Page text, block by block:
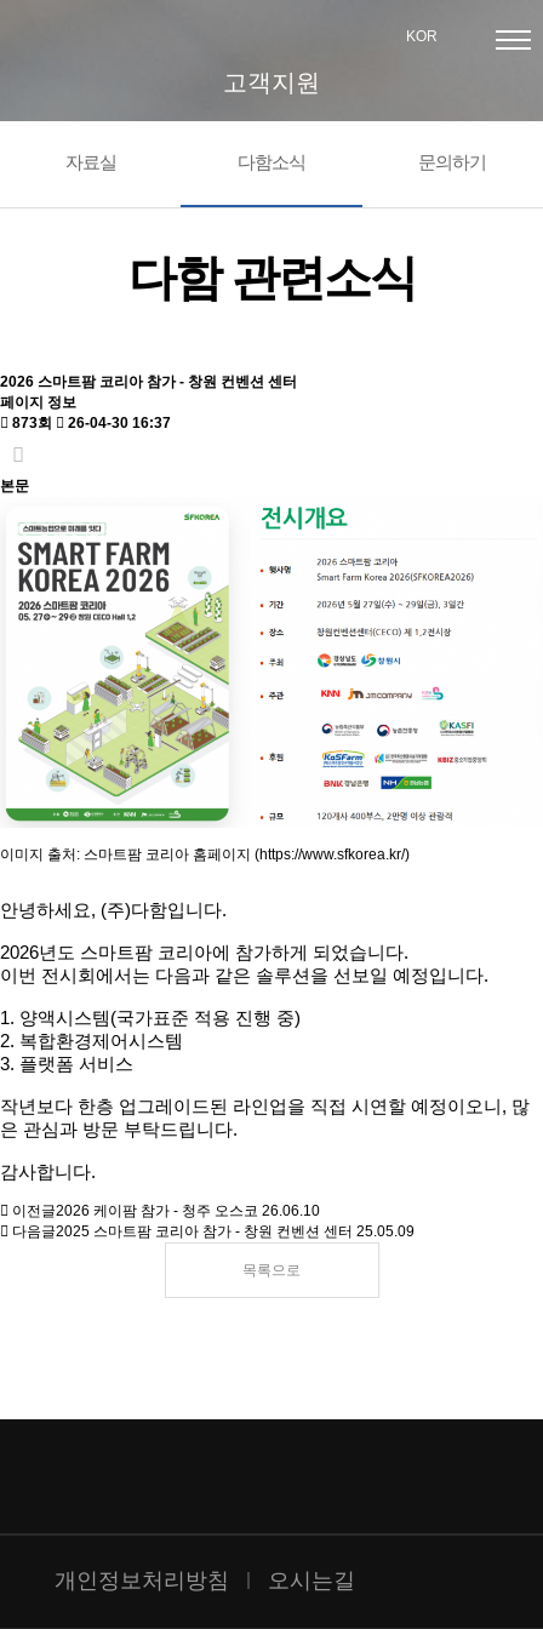
KOR
고객지원
자료실 다함소식 문의하기
다함 관련소식
2026 스마트팜 코리아 참가 - 창원 컨벤션 센터
페이지 정보
873회
26-04-30 16:37
본문
이미지 출처: 스마트팜 코리아 홈페이지 (https://www.sfkorea.kr/)
안녕하세요, (주)다함입니다.
2026년도 스마트팜 코리아에 참가하게 되었습니다.
이번 전시회에서는 다음과 같은 솔루션을 선보일 예정입니다.
1. 양액시스템(국가표준 적용 진행 중)
2. 복합환경제어시스템
3. 플랫폼 서비스
작년보다 한층 업그레이드된 라인업을 직접 시연할 예정이오니, 많
은 관심과 방문 부탁드립니다.
감사합니다.
이전글2026 케이팜 참가 - 청주 오스코 26.06.10
다음글2025 스마트팜 코리아 참가 - 창원 컨벤션 센터 25.05.09
목록으로
개인정보처리방침 오시는길